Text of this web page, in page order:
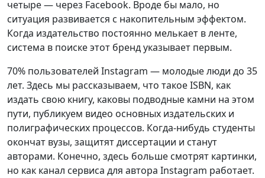
четыре — через Facebook. Вроде бы мало, но
ситуация развивается с накопительным эффектом.
Когда издательство постоянно мелькает в ленте,
система в поиске этот бренд указывает первым.
70% пользователей Instagram — молодые люди до 35
лет. Здесь мы рассказываем, что такое ISBN, как
издать свою книгу, каковы подводные камни на этом
пути, публикуем видео основных издательских и
полиграфических процессов. Когда-нибудь студенты
окончат вузы, защитят диссертации и станут
авторами. Конечно, здесь больше смотрят картинки,
но как канал сервиса для автора Instagram работает.